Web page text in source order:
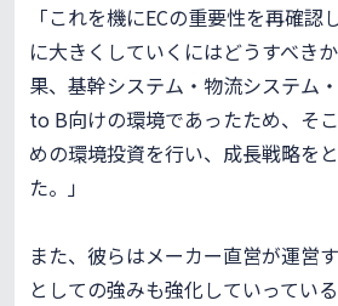
「これを機にECの重要性を再確認
に大きくしていくにはどうすべき
果、基幹システム・物流システム
to B向けの環境であったため、そ
めの環境投資を行い、成長戦略を
た。」
また、彼らはメーカー直営が運営
としての強みも強化していっている